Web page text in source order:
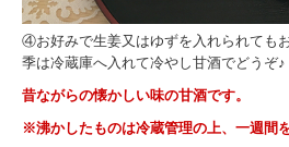
④お好みで生姜又はゆずを入れられても
季は冷蔵庫へ入れて冷やし甘酒でどうぞ♪
昔ながらの懐かしい味の甘酒です。
※沸かしたものは冷蔵管理の上、一週間